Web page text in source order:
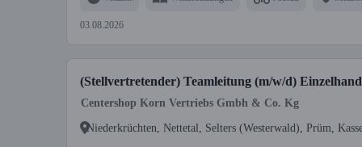
03.08.2026
(Stellvertretender) Teamleitung (m/w/d)
Centershop Korn Vertriebs Gmbh & Co. Kg
Niederkrüchten, Nettetal, Selters (Westerwald), Prüm,